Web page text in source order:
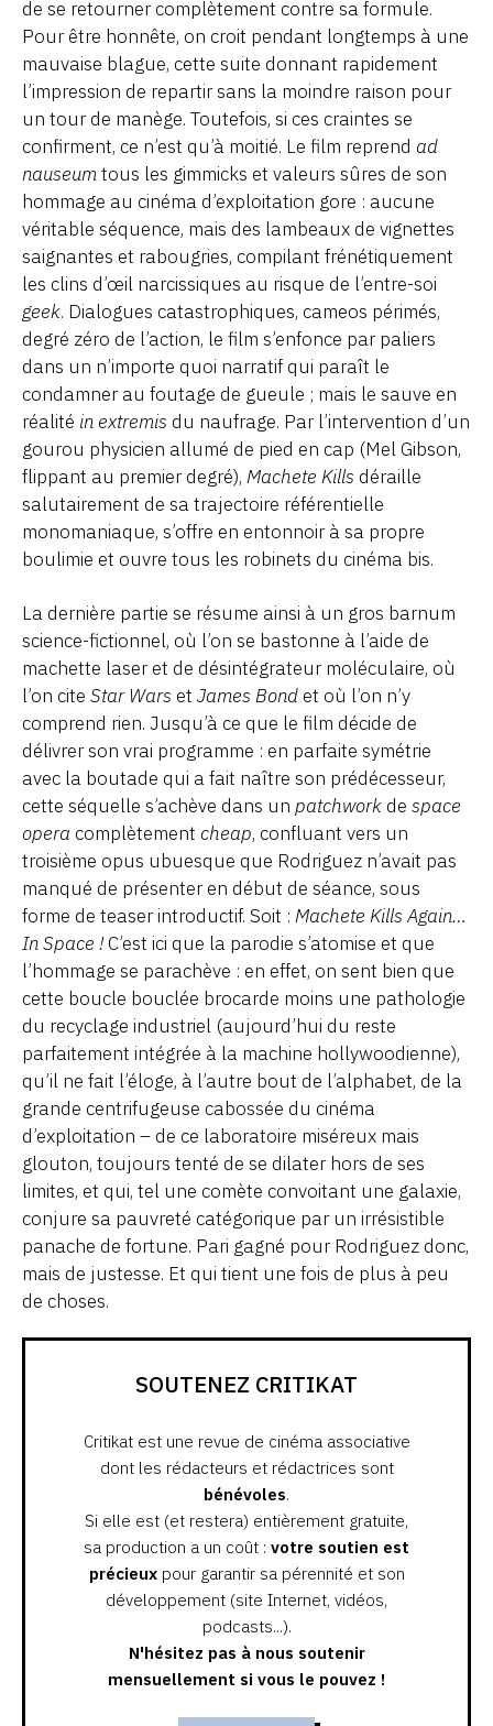
de se retourner complètement contre sa formule.
Pour être honnête, on croit pendant longtemps à une
mauvaise blague, cette suite donnant rapidement
l’impression de repartir sans la moindre raison pour
un tour de manège. Toutefois, si ces craintes se
confirment, ce n’est qu’à moitié. Le film reprend ad
nauseumtous les gimmicks et valeurs sûres de son
hommage au cinéma d’exploitation gore : aucune
véritable séquence, mais des lambeaux de vignettes
saignantes et rabougries, compilant frénétiquement
les clins d’œil narcissiques au risque de l’entre-soi
geek. Dialogues catastrophiques, cameos périmés,
degré zéro de l’action, le film s’enfonce par paliers
dans un n’importe quoi narratif qui paraît le
condamner au foutage de gueule ; mais le sauve en
réalité in extremis du naufrage. Par l’intervention d’un
gourou physicien allumé de pied en cap (Mel Gibson,
flippant au premier degré), Machete Kills déraille
salutairement de sa trajectoire référentielle
monomaniaque, s’offre en entonnoir à sa propre
boulimie et ouvre tous les robinets du cinéma bis.
La dernière partie se résume ainsi à un gros barnum
science-fictionnel, où l’on se bastonne à l’aide de
machette laser et de désintégrateur moléculaire, où
l’on cite Star Wars et James Bond et où l’on n’y
comprend rien. Jusqu’à ce que le film décide de
délivrer son vrai programme : en parfaite symétrie
avec la boutade qui a fait naître son prédécesseur,
cette séquelle s’achève dans un patchwork de space
opera complètement cheap, confluant vers un
troisième opus ubuesque que Rodriguez n’avait pas
manqué de présenter en début de séance, sous
forme de teaser introductif. Soit : Machete Kills Again…
In Space !C’est ici que la parodie s’atomise et que
l’hommage se parachève : en effet, on sent bien que
cette boucle bouclée brocarde moins une pathologie
du recyclage industriel (aujourd’hui du reste
parfaitement intégrée à la machine hollywoodienne),
qu’il ne fait l’éloge, à l’autre bout de l’alphabet, de la
grande centrifugeuse cabossée du cinéma
d’exploitation – de ce laboratoire miséreux mais
glouton, toujours tenté de se dilater hors de ses
limites, et qui, tel une comète convoitant une galaxie,
conjure sa pauvreté catégorique par un irrésistible
panache de fortune. Pari gagné pour Rodriguez donc,
mais de justesse. Et qui tient une fois de plus à peu
de choses.
SOUTENEZ CRITIKAT
Critikat est une revue de cinéma associative
dont les rédacteurs et rédactrices sont
bénévoles.
Si elle est (et restera) entièrement gratuite,
sa production a un coût : votre soutien est
précieuxpour garantir sa pérennité et son
développement (site Internet, vidéos,
podcasts...).
N'hésitez pas à nous soutenir
mensuellement si vous le pouvez !